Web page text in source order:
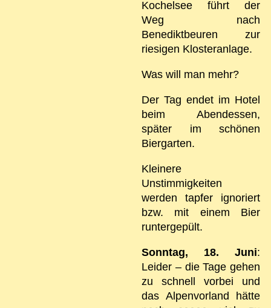
Kochelsee führt der
Weg nach
Benediktbeuren zur
riesigen Klosteranlage.
Was will man mehr?
Der Tag endet im Hotel
beim Abendessen,
später im schönen
Biergarten.
Kleinere
Unstimmigkeiten
werden tapfer ignoriert
bzw. mit einem Bier
runtergepült.
Sonntag, 18. Juni:
Leider – die Tage gehen
zu schnell vorbei und
das Alpenvorland hätte